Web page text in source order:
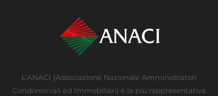
L’ANACI (Associazione Nazionale Amministratori
Condominiali ed Immobiliari) è la più rappresentativa